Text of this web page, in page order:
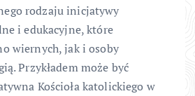
rodzaju inicjatywy
i edukacyjne, które
wiernych, jak i osoby
Przykładem może być
Kościoła katolickiego w